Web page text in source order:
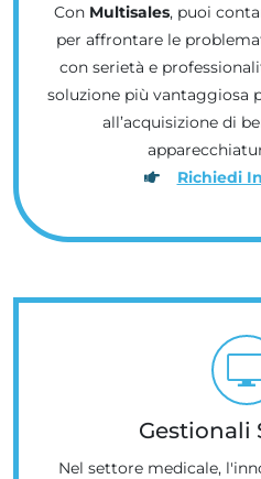
Con Multisales, puoi
per affrontare le
con serietà e
soluzione più vantaggiosa
all’acquisizione di
Richiedi
Gestionali
Nel settore medicale,